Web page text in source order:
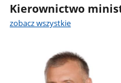
Kierownictwo
zobacz wszystkie